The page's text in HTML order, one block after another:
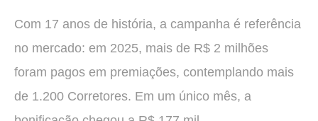
Com 17 anos de história, a campanha é referência
no mercado: em 2025, mais de R$ 2 milhões
foram pagos em premiações, contemplando mais
de 1.200 Corretores. Em um único mês, a